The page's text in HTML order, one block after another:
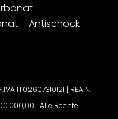
– Antischock
IT02607310121 | REA N.
| Alle Rechte